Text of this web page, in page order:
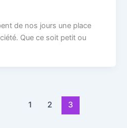
de nos jours une place
Que ce soit petit ou
1 2 3